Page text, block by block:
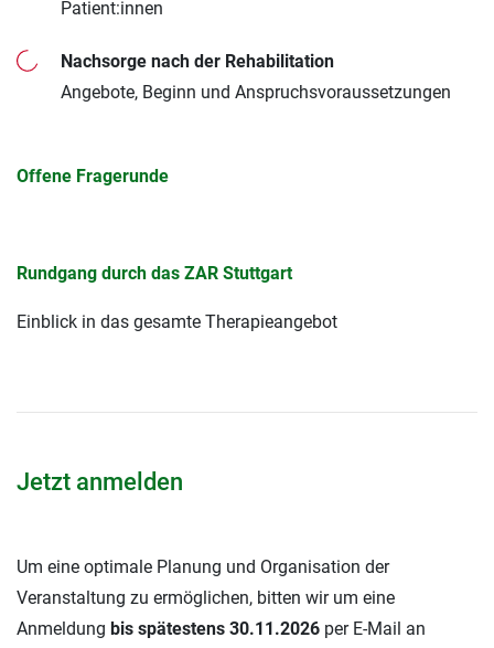
Patient:innen
Nachsorge nach der Rehabilitation
Angebote, Beginn und Anspruchsvoraussetzungen
Offene Fragerunde
Rundgang durch das ZAR Stuttgart
Einblick in das gesamte Therapieangebot
Jetzt anmelden
Um eine optimale Planung und Organisation der
Veranstaltung zu ermöglichen, bitten wir um eine
Anmeldung bis spätestens 30.11.2026 per E-Mail an